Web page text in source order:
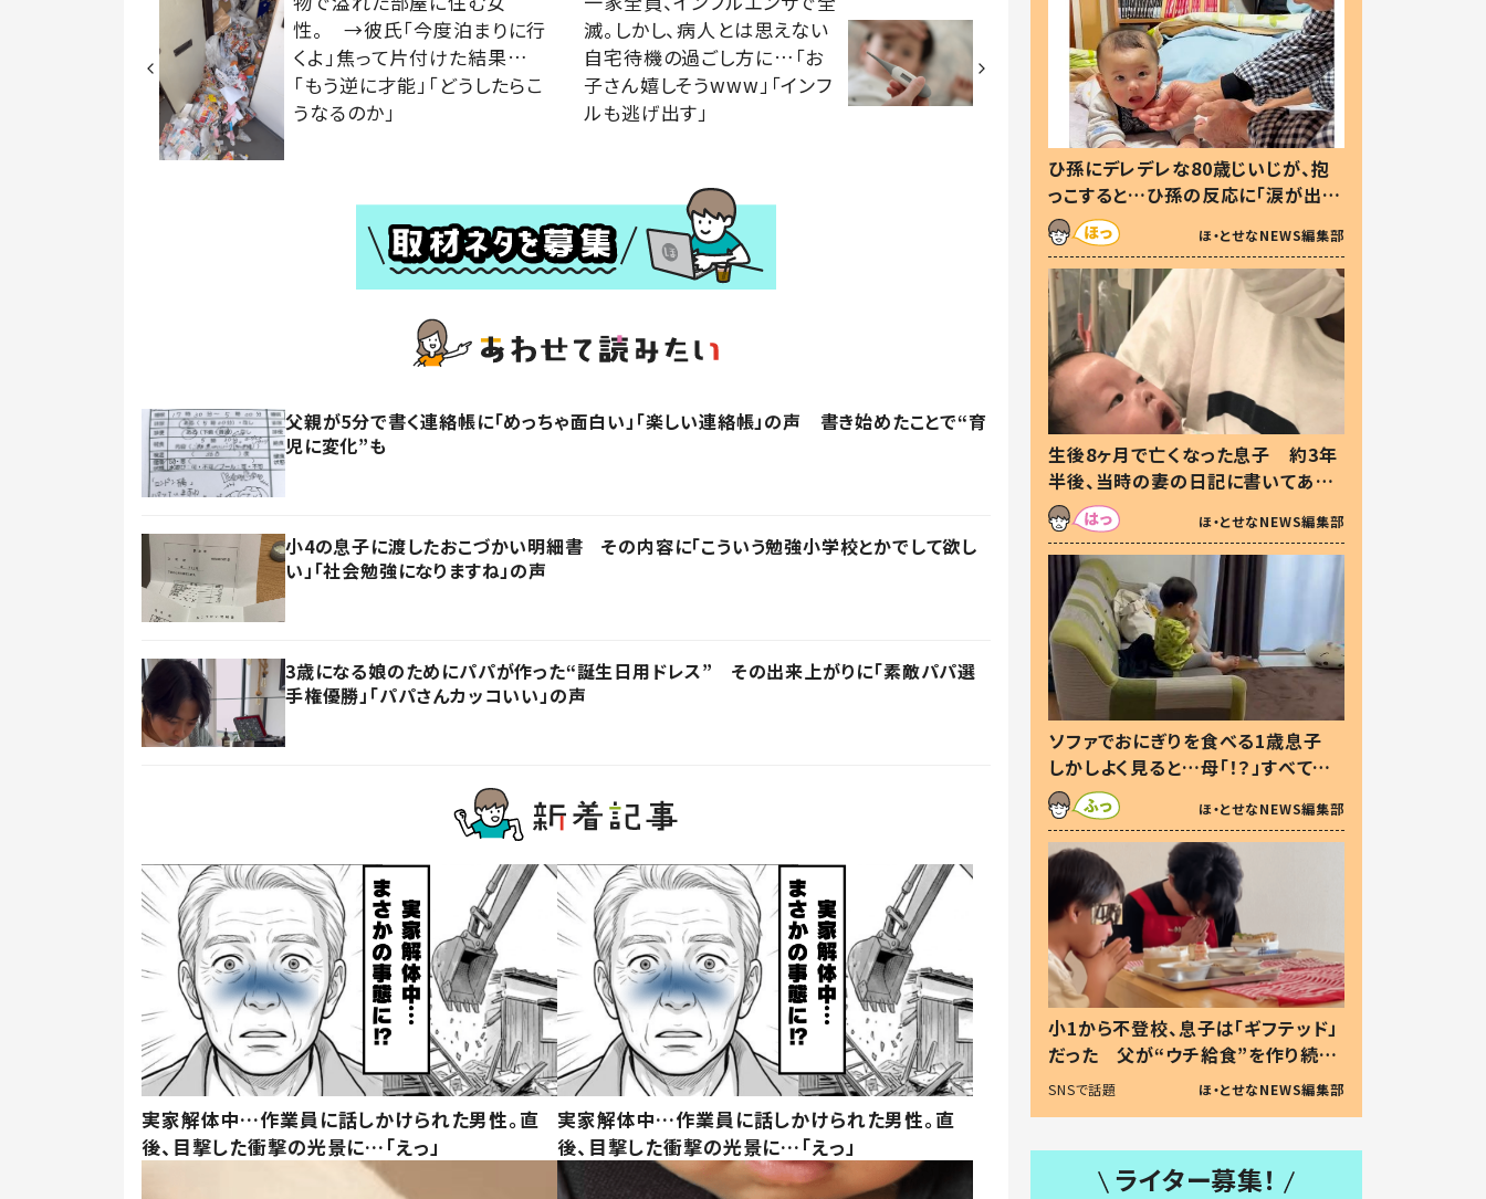
性。 →彼氏「今度泊まりに行
くよ」焦って片付けた結果…
「もう逆に才能」「どうしたらこ
うなるのか」
滅。しかし、病人とは思えない
自宅待機の過ごし方に…「お
子さん嬉しそうwww」「インフ
ルも逃げ出す」
父親が5分で書く連絡帳に「めっちゃ面白い」「楽しい連絡帳」の声 書き始めたことで“育
児に変化”も
小4の息子に渡したおこづかい明細書 その内容に「こういう勉強小学校とかでして欲し
い」「社会勉強になりますね」の声
3歳になる娘のためにパパが作った“誕生日用ドレス” その出来上がりに「素敵パパ選
手権優勝」「パパさんカッコいい」の声
実家解体中…作業員に話しかけられた男性。直
後、目撃した衝撃の光景に…「えっ」
実家解体中…作業員に話しかけられた男性。直
後、目撃した衝撃の光景に…「えっ」
ひ孫にデレデレな80歳じいじが、抱
っこすると…ひ孫の反応に「涙が出ま
した」「可愛くて仕方ない」
ほ・とせなNEWS編集部
生後8ヶ月で亡くなった息子 約3年
半後、当時の妻の日記に書いてあっ
た本音とは
ほ・とせなNEWS編集部
ソファでおにぎりを食べる1歳息子
しかしよく見ると…母「！？」すべてを
察した母の投稿に「可愛いから許
す！」「現行犯〜」
ほ・とせなNEWS編集部
小1から不登校、息子は「ギフテッド」
だった 父が“ウチ給食”を作り続け
る理由とは #令和の親 #令和の子
SNSで話題 ほ・とせなNEWS編集部
ライター募集！